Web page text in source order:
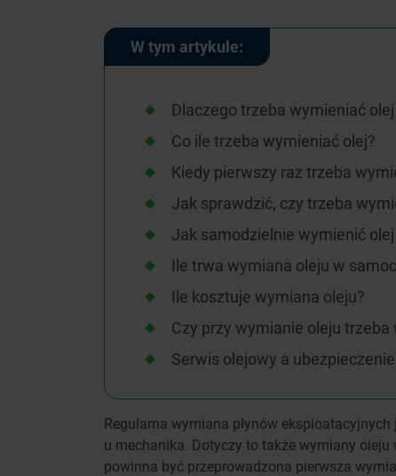
W tym artykule:
Dlaczego trzeba wymieniać
Co ile trzeba wymieniać olej?
Kiedy pierwszy raz trzeba
Jak sprawdzić, czy trzeba
Jak samodzielnie wymienić
Ile trwa wymiana oleju w
Ile kosztuje wymiana oleju?
Czy przy wymianie oleju
Serwis olejowy a
Regularna wymiana płynów
u mechanika. Dotyczy to także wymiany
powinna być przeprowadzona pierwsza